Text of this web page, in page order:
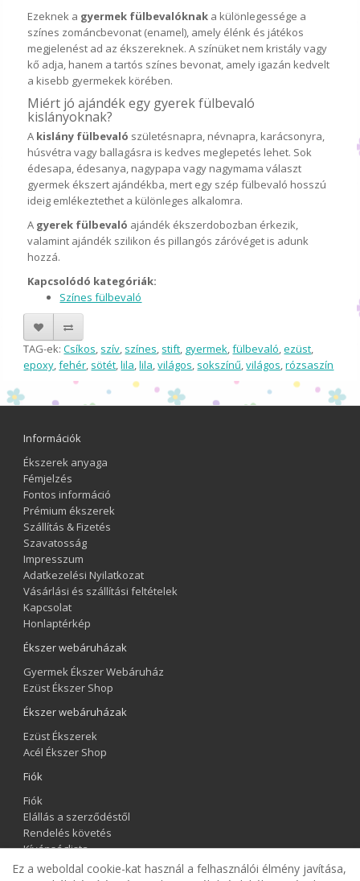
Ezeknek a gyermek fülbevalóknak a különlegessége a
színes zománcbevonat (enamel), amely élénk és játékos
megjelenést ad az ékszereknek. A színüket nem kristály vagy
kő adja, hanem a tartós színes bevonat, amely igazán kedvelt
a kisebb gyermekek körében.
Miért jó ajándék egy gyerek fülbevaló
kislányoknak?
A kislány fülbevaló születésnapra, névnapra, karácsonyra,
húsvétra vagy ballagásra is kedves meglepetés lehet. Sok
édesapa, édesanya, nagypapa vagy nagymama választ
gyermek ékszert ajándékba, mert egy szép fülbevaló hosszú
ideig emlékeztethet a különleges alkalomra.
A gyerek fülbevaló ajándék ékszerdobozban érkezik,
valamint ajándék szilikon és pillangós záróvéget is adunk
hozzá.
Kapcsolódó kategóriák:
Színes fülbevaló
TAG-ek:Csíkos, szív, színes, stift, gyermek,fülbevaló,ezüst,
epoxy,fehér, sötét,lila,lila,világos, sokszínű,világos,rózsaszín
Információk
Ékszerek anyaga
Fémjelzés
Fontos információ
Prémium ékszerek
Szállítás & Fizetés
Szavatosság
Impresszum
Adatkezelési Nyilatkozat
Vásárlási és szállítási feltételek
Kapcsolat
Honlaptérkép
Ékszer webáruházak
Gyermek Ékszer Webáruház
Ezüst Ékszer Shop
Ékszer webáruházak
Ezüst Ékszerek
Acél Ékszer Shop
Fiók
Fiók
Elállás a szerződéstől
Rendelés követés
Kívánságlista
Hírlevél
Ez a weboldal cookie-kat használ a felhasználói élmény javítása,